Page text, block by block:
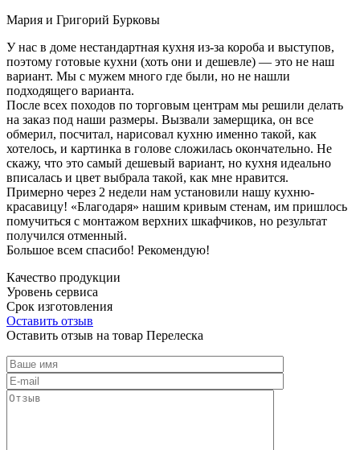
Мария и Григорий Бурковы
У нас в доме нестандартная кухня из-за короба и выступов,
поэтому готовые кухни (хоть они и дешевле) — это не наш
вариант. Мы с мужем много где были, но не нашли
подходящего варианта.
После всех походов по торговым центрам мы решили делать
на заказ под наши размеры. Вызвали замерщика, он все
обмерил, посчитал, нарисовал кухню именно такой, как
хотелось, и картинка в голове сложилась окончательно. Не
скажу, что это самый дешевый вариант, но кухня идеально
вписалась и цвет выбрала такой, как мне нравится.
Примерно через 2 недели нам установили нашу кухню-
красавицу! «Благодаря» нашим кривым стенам, им пришлось
помучиться с монтажом верхних шкафчиков, но результат
получился отменный.
Большое всем спасибо! Рекомендую!
Качество продукции
Уровень сервиса
Срок изготовления
Оставить отзыв
Оставить отзыв на товар Перелеска